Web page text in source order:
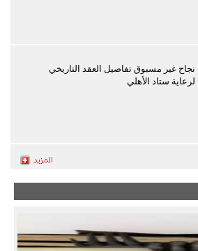
نجاح غير مسبوق تفاصيل العقد التاريخي
لرعاية ستاد الأهلي